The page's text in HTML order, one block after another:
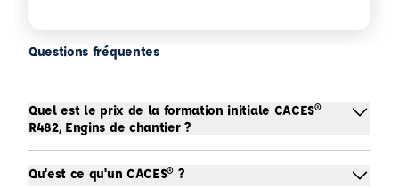
Questions fréquentes
Quel est le prix de la formation initiale CACES®
R482, Engins de chantier ?
Qu'est ce qu'un CACES® ?